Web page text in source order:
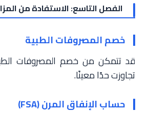
الفصل التاسع: الاستفادة من
خصم المصروفات الطبية
قد تتمكن من خصم المصروفات
تجاوزت حدًا معينًا.
حساب الإنفاق المرن (FSA)